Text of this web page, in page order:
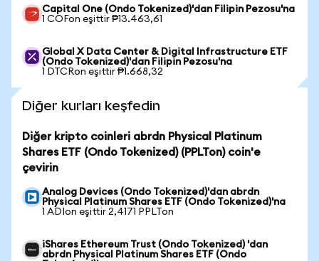
Capital One (Ondo Tokenized)'dan Filipin Pezosu'na
1 COFon eşittir ₱13.463,61
Global X Data Center & Digital Infrastructure ETF
(Ondo Tokenized)'dan Filipin Pezosu'na
1 DTCRon eşittir ₱1.668,32
Diğer kurları keşfedin
Diğer kripto coinleri abrdn Physical Platinum
Shares ETF (Ondo Tokenized) (PPLTon) coin'e
çevirin
Analog Devices (Ondo Tokenized)'dan abrdn
Physical Platinum Shares ETF (Ondo Tokenized)'na
1 ADIon eşittir 2,4171 PPLTon
iShares Ethereum Trust (Ondo Tokenized) 'dan
abrdn Physical Platinum Shares ETF (Ondo